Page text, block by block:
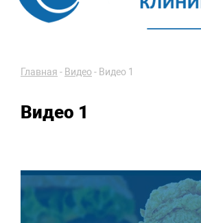
Главная - Видео - Видео 1
Видео 1